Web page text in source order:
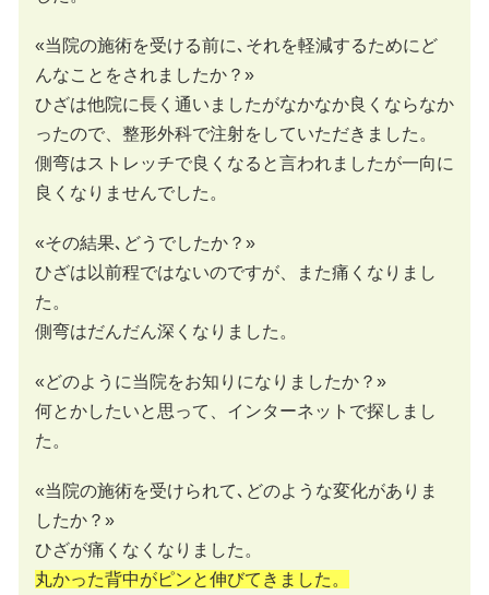
«当院の施術を受ける前に､それを軽減するためにど
んなことをされましたか？»
ひざは他院に長く通いましたがなかなか良くならなか
ったので、整形外科で注射をしていただきました。
側弯はストレッチで良くなると言われましたが一向に
良くなりませんでした。
«その結果､どうでしたか？»
ひざは以前程ではないのですが、また痛くなりまし
た。
側弯はだんだん深くなりました。
«どのように当院をお知りになりましたか？»
何とかしたいと思って、インターネットで探しまし
た。
«当院の施術を受けられて､どのような変化がありま
したか？»
ひざが痛くなくなりました。
丸かった背中がピンと伸びてきました。